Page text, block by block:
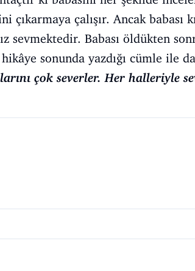
çıkarmaya çalışır. Ancak babası
sevmektedir. Babası öldükten
sonunda yazdığı cümle ile
çok severler. Her halleriyle